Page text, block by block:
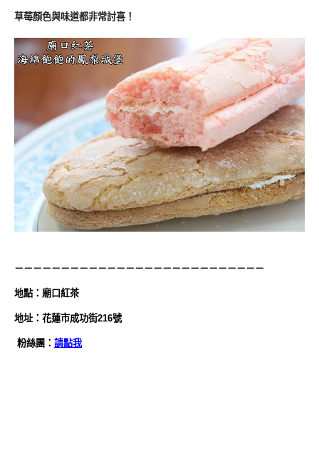
草莓顏色與味道都非常討喜！
－－－－－－－－－－－－－－－－－－－－－－－－－－－
地點：廟口紅茶
地址：花蓮市成功街216號
粉絲團： 請點我